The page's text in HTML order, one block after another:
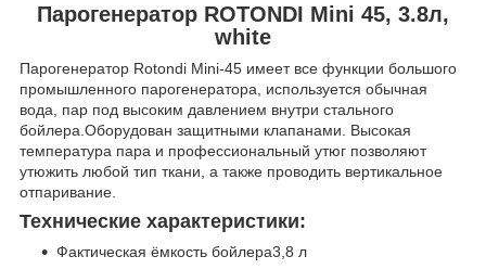
Парогенератор ROTONDI Mini 45, 3.8л,
white
Парогенератор Rotondi Mini-45 имеет все функции большого
промышленного парогенератора, используется обычная
вода, пар под высоким давлением внутри стального
бойлера.Оборудован защитными клапанами. Высокая
температура пара и профессиональный утюг позволяют
утюжить любой тип ткани, а также проводить вертикальное
отпаривание.
Технические характеристики:
Фактическая ёмкость бойлера3,8 л